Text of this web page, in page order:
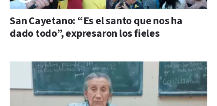
San Cayetano: “Es el santo que nos ha
dado todo”, expresaron los fieles